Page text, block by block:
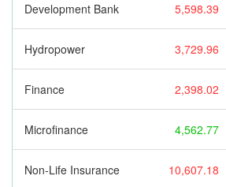
Development Bank 5,598.39
Hydropower 3,729.96
Finance 2,398.02
Microfinance 4,562.77
Non-Life Insurance 10,607.18